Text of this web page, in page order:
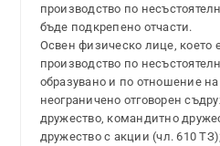
производство по
бъде подкрепено отчасти.
Освен физическо лице, което
производство по
образувано и по отношение
неограничено отговорен
дружество, командитно
дружество с акции (чл. 610